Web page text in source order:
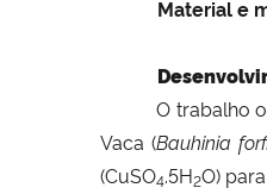
Material e
O trabalho
Vaca (Bauhinia
(CuSO4.5H2O)